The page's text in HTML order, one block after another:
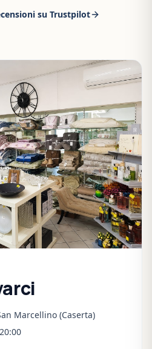
su Trustpilot
Marcellino (Caserta)